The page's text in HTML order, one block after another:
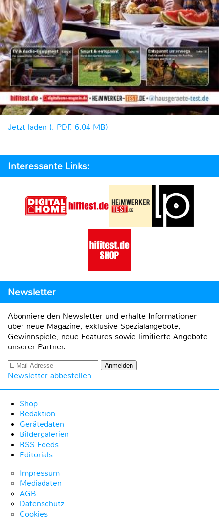
Jetzt laden (, PDF, 6.04 MB)
Interessante Links:
Newsletter
Abonniere den Newsletter und erhalte Informationen
über neue Magazine, exklusive Spezialangebote,
Gewinnspiele, neue Features sowie limitierte Angebote
unserer Partner.
Newsletter abbestellen
Shop
Redaktion
Gerätedaten
Bildergalerien
RSS-Feeds
Editorials
Impressum
Mediadaten
AGB
Datenschutz
Cookies